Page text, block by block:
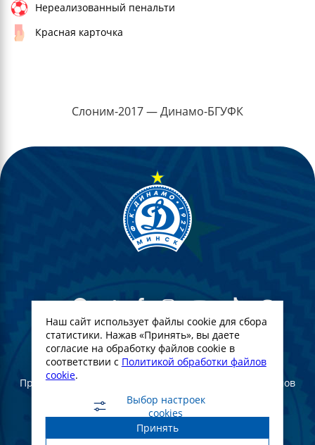
Нереализованный пенальти
Красная карточка
Слоним-2017 — Динамо-БГУФК
© Футбольный Клуб Динамо-Минск. 2022
При полном или частичном использовании материалов
ссылка на официальный сайт ФК Динамо Минск
обязательна
Создание и продвижение сайта -
Наш сайт использует файлы cookie для сбора
статистики. Нажав «Принять», вы даете
согласие на обработку файлов cookie в
соответствии с Политикой обработки файлов
cookie.
Выбор настроек
cookies
Принять